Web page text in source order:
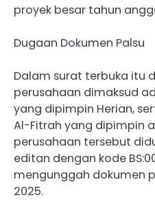
proyek besar tahun
Dugaan Dokumen Palsu
Dalam surat terbuka itu
perusahaan dimaksud
yang dipimpin Herian,
Al-Fitrah yang dipimpin
perusahaan tersebut
editan dengan kode
mengunggah dokumen
2025.